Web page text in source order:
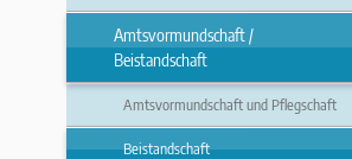
Amtsvormundschaft /
Beistandschaft
Amtsvormundschaft und Pflegschaft
Beistandschaft